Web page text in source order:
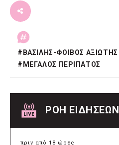
# ΒΑΣΙΛΗΣ-ΦΟΙΒΟΣ ΑΞΙΩΤΗΣ
# ΜΕΓΑΛΟΣ ΠΕΡΙΠΑΤΟΣ
ΡΟΗ ΕΙΔΗΣΕΩΝ
πριν από 18 ώρες